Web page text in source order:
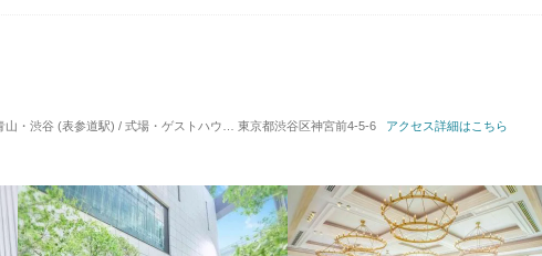
・渋谷 (表参道駅) / 式場・ゲストハウス 対応人数: 着席：2名 ～ 140名 挙式スタイル: 教会式(キ
東京都渋谷区神宮前4-5-6 アクセス詳細はこちら